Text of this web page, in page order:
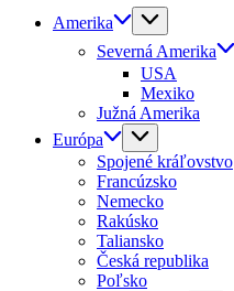
Amerika
Severná Amerika
USA
Mexiko
Južná Amerika
Európa
Spojené kráľovstvo
Francúzsko
Nemecko
Rakúsko
Taliansko
Česká republika
Poľsko